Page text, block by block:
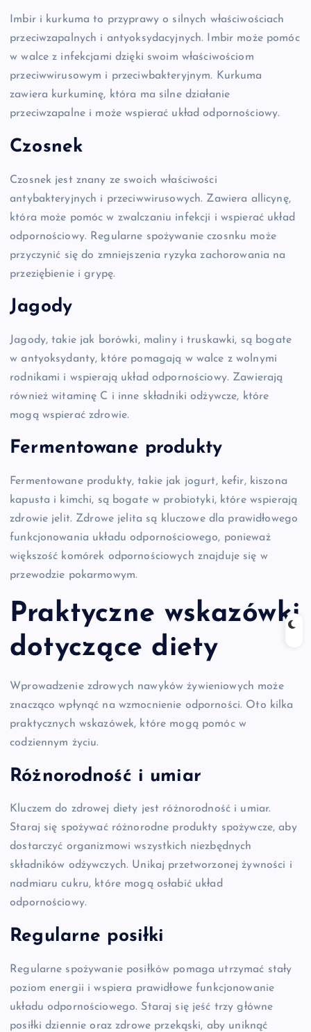
Imbir i kurkuma to przyprawy o silnych właściwościach
przeciwzapalnych i antyoksydacyjnych. Imbir może pomóc
w walce z infekcjami dzięki swoim właściwościom
przeciwwirusowym i przeciwbakteryjnym. Kurkuma
zawiera kurkuminę, która ma silne działanie
przeciwzapalne i może wspierać układ odpornościowy.
Czosnek
Czosnek jest znany ze swoich właściwości
antybakteryjnych i przeciwwirusowych. Zawiera allicynę,
która może pomóc w zwalczaniu infekcji i wspierać układ
odpornościowy. Regularne spożywanie czosnku może
przyczynić się do zmniejszenia ryzyka zachorowania na
przeziębienie i grypę.
Jagody
Jagody, takie jak borówki, maliny i truskawki, są bogate
w antyoksydanty, które pomagają w walce z wolnymi
rodnikami i wspierają układ odpornościowy. Zawierają
również witaminę C i inne składniki odżywcze, które
mogą wspierać zdrowie.
Fermentowane produkty
Fermentowane produkty, takie jak jogurt, kefir, kiszona
kapusta i kimchi, są bogate w probiotyki, które wspierają
zdrowie jelit. Zdrowe jelita są kluczowe dla prawidłowego
funkcjonowania układu odpornościowego, ponieważ
większość komórek odpornościowych znajduje się w
przewodzie pokarmowym.
Praktyczne wskazówki
dotyczące diety
Wprowadzenie zdrowych nawyków żywieniowych może
znacząco wpłynąć na wzmocnienie odporności. Oto kilka
praktycznych wskazówek, które mogą pomóc w
codziennym życiu.
Różnorodność i umiar
Kluczem do zdrowej diety jest różnorodność i umiar.
Staraj się spożywać różnorodne produkty spożywcze, aby
dostarczyć organizmowi wszystkich niezbędnych
składników odżywczych. Unikaj przetworzonej żywności i
nadmiaru cukru, które mogą osłabić układ
odpornościowy.
Regularne posiłki
Regularne spożywanie posiłków pomaga utrzymać stały
poziom energii i wspiera prawidłowe funkcjonowanie
układu odpornościowego. Staraj się jeść trzy główne
posiłki dziennie oraz zdrowe przekąski, aby uniknąć